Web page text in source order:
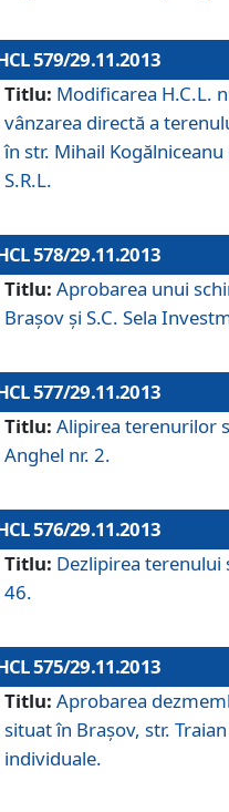
579/29.11.2013
Titlu: Modificarea H.C.L.
vânzarea directă a
în str. Mihail Kogălniceanu
S.R.L.
578/29.11.2013
Titlu: Aprobarea unui
Braşov şi S.C. Sela
577/29.11.2013
Titlu: Alipirea terenurilor
Anghel nr. 2.
576/29.11.2013
Titlu: Dezlipirea terenului
46.
575/29.11.2013
Titlu: Aprobarea
situat în Braşov, str.
individuale.